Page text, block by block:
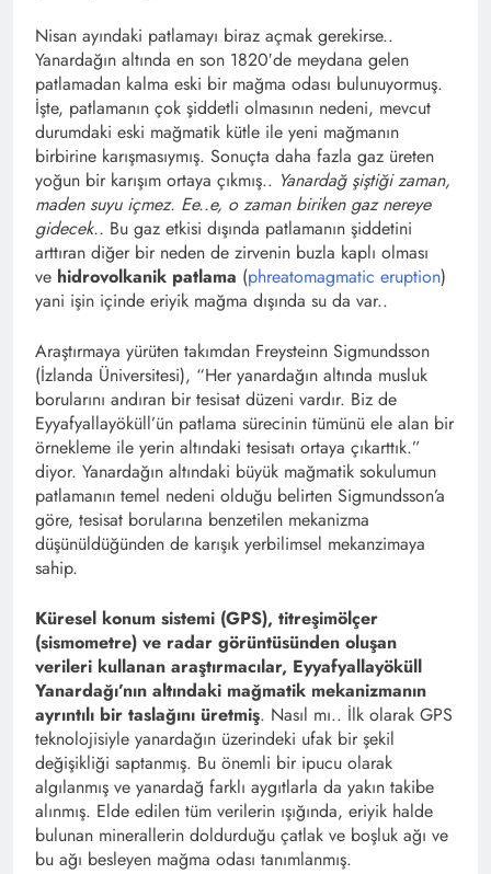
Nisan ayındaki patlamayı biraz açmak gerekirse..
Yanardağın altında en son 1820′de meydana gelen
patlamadan kalma eski bir mağma odası bulunuyormuş.
İşte, patlamanın çok şiddetli olmasının nedeni, mevcut
durumdaki eski mağmatik kütle ile yeni mağmanın
birbirine karışmasıymış. Sonuçta daha fazla gaz üreten
yoğun bir karışım ortaya çıkmış.. Yanardağ şiştiği zaman,
maden suyu içmez. Ee..e, o zaman biriken gaz nereye
gidecek.. Bu gaz etkisi dışında patlamanın şiddetini
arttıran diğer bir neden de zirvenin buzla kaplı olması
ve hidrovolkanik patlama (phreatomagmatic eruption)
yani işin içinde eriyik mağma dışında su da var..
Araştırmaya yürüten takımdan Freysteinn Sigmundsson
(İzlanda Üniversitesi), “Her yanardağın altında musluk
borularını andıran bir tesisat düzeni vardır. Biz de
Eyyafyallayöküll’ün patlama sürecinin tümünü ele alan bir
örnekleme ile yerin altındaki tesisatı ortaya çıkarttık.”
diyor. Yanardağın altındaki büyük mağmatik sokulumun
patlamanın temel nedeni olduğu belirten Sigmundsson’a
göre, tesisat borularına benzetilen mekanizma
düşünüldüğünden de karışık yerbilimsel mekanzimaya
sahip.
Küresel konum sistemi (GPS), titreşimölçer
(sismometre) ve radar görüntüsünden oluşan
verileri kullanan araştırmacılar, Eyyafyallayöküll
Yanardağı’nın altındaki mağmatik mekanizmanın
ayrıntılı bir taslağını üretmiş. Nasıl mı.. İlk olarak GPS
teknolojisiyle yanardağın üzerindeki ufak bir şekil
değişikliği saptanmış. Bu önemli bir ipucu olarak
algılanmış ve yanardağ farklı aygıtlarla da yakın takibe
alınmış. Elde edilen tüm verilerin ışığında, eriyik halde
bulunan minerallerin doldurduğu çatlak ve boşluk ağı ve
bu ağı besleyen mağma odası tanımlanmış.